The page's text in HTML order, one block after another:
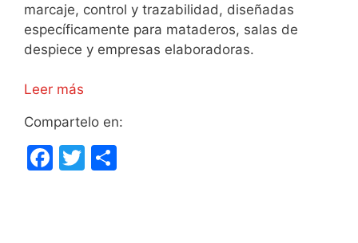
marcaje, control y trazabilidad, diseñadas
específicamente para mataderos, salas de
despiece y empresas elaboradoras.
Leer más
Compartelo en:
F
T